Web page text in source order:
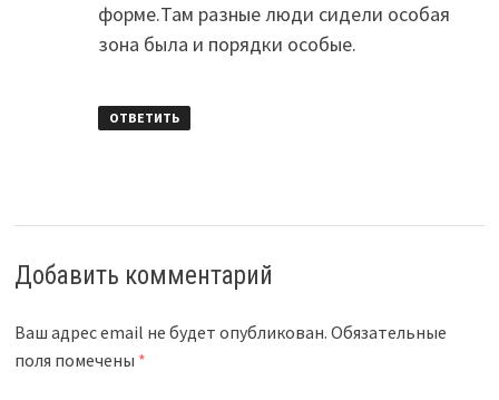
форме.Там разные люди сидели особая
зона была и порядки особые.
ОТВЕТИТЬ
Добавить комментарий
Ваш адрес email не будет опубликован. Обязательные
поля помечены *